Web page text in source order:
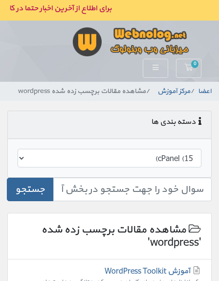
برای اطلاع از آخرین اخبار حتما در
0 کارت خرید
اعضا مرکز آموزش مشاهده مقالات برچسب زده شده wordpress
دسته بندی ها
جستجو
مشاهده مقالات برچسب زده شده
'wordpress'
آموزش WordPress Toolkit